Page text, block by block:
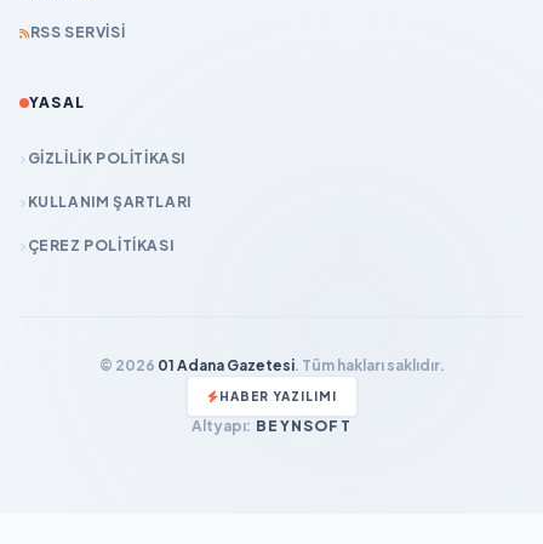
RSS SERVISI
YASAL
GIZLILIK POLITIKASI
KULLANIM ŞARTLARI
ÇEREZ POLITIKASI
© 2026 01 Adana Gazetesi. Tüm hakları saklıdır.
HABER YAZILIMI
Altyapı: BEYNSOFT